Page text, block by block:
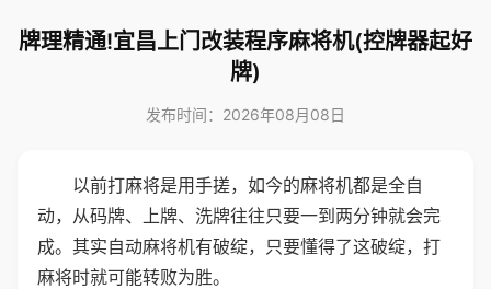
牌理精通!宜昌上门改装程序麻将机(控牌器起好
牌)
发布时间：2026年08月08日
以前打麻将是用手搓，如今的麻将机都是全自
动，从码牌、上牌、洗牌往往只要一到两分钟就会完
成。其实自动麻将机有破绽，只要懂得了这破绽，打
麻将时就可能转败为胜。